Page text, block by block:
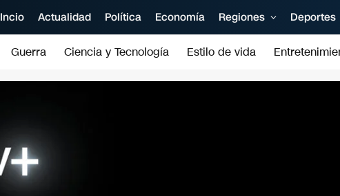
Incio Actualidad Política Economía Regiones Deportes
Guerra Ciencia y Tecnología Estilo de vida